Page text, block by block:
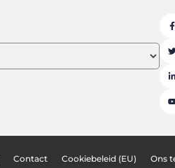
Contact Cookiebeleid (EU) Ons